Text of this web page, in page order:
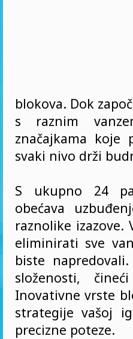
blokova. Dok
s raznim
značajkama koje
svaki nivo drži
S ukupno 24
obećava
raznolike izazove.
eliminirati sve
biste
složenosti,
Inovativne vrste
strategije vašoj
precizne poteze.